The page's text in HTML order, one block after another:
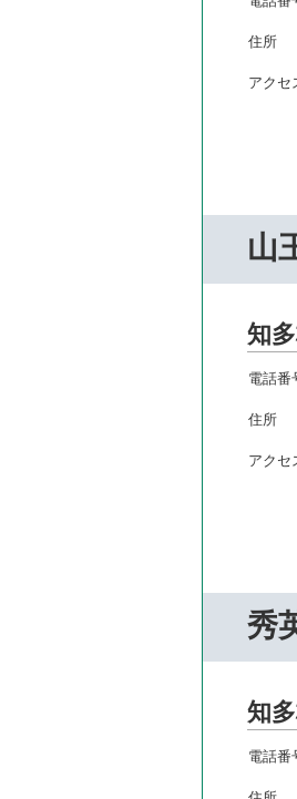
山
知
秀
知